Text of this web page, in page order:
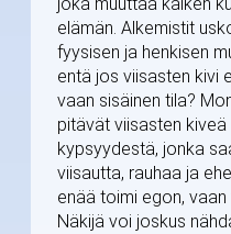
joka muuttaa kaiken
elämän. Alkemistit
fyysisen ja henkisen
entä jos viisasten kivi
vaan sisäinen tila?
pitävät viisasten
kypsyydestä, jonka
viisautta, rauhaa ja
enää toimi egon,
Näkijä voi joskus